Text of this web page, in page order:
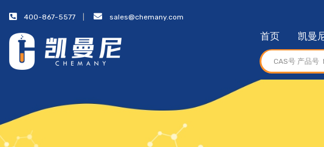
400-867-5577 sales@chemany.com
首页 凯曼